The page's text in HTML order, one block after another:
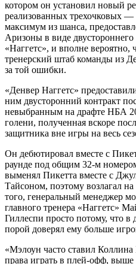
котором он установил новый
реализованных трехочковых
максимум из шанса,
Аризоны в виде двустороннего
«Наггетс», и вполне
тренерский штаб команды из
за той ошибки.
«Денвер Наггетс»
ним двусторонний контракт
невыбранным на драфте НБА
голени, полученная вскоре
защитника вне игры на весь
Он дебютировал вместе с
раунде под общим 32-м
выменял Пикетта вместе с
Тайсоном, поэтому возлагал
того, генеральный менеджер
главного тренера «Наггетс»
Гиллеспи просто потому, что в
порой доверял ему больше
«Мэлоун часто ставил
права играть в плей-офф,